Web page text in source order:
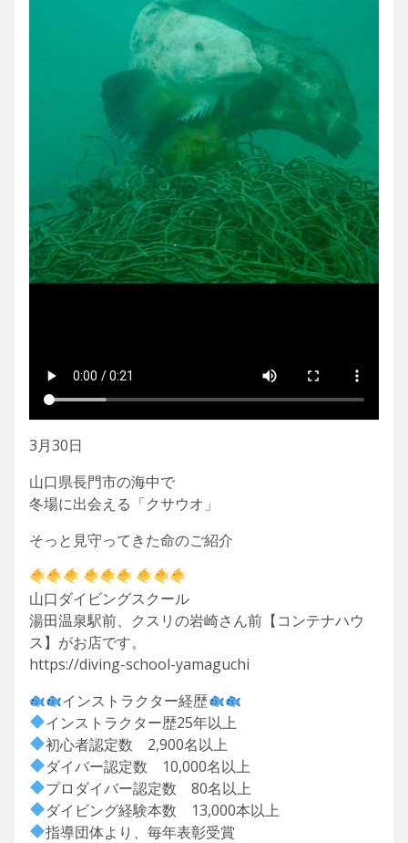
3月30日
山口県長門市の海中で
冬場に出会える「クサウオ」
そっと見守ってきた命のご紹介
山口ダイビングスクール
湯田温泉駅前、クスリの岩崎さん前【コンテナハウ
ス】がお店です。
https://diving-school-yamaguchi
インストラクター経歴
インストラクター歴25年以上
初心者認定数 2,900名以上
ダイバー認定数 10,000名以上
プロダイバー認定数 80名以上
ダイビング経験本数 13,000本以上
指導団体より、毎年表彰受賞